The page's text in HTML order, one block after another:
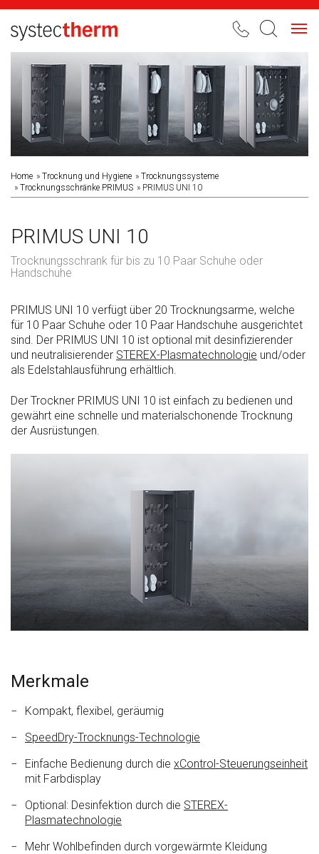
Home Trocknung und Hygiene
Trocknungssysteme
Trocknungsschränke PRIMUS
PRIMUS UNI 10
PRIMUS UNI 10
Trocknungsschrank für bis zu 10 Paar Schuhe oder
Handschuhe
PRIMUS UNI 10 verfügt über 20 Trocknungsarme, welche
für 10 Paar Schuhe oder 10 Paar Handschuhe ausgerichtet
sind. Der PRIMUS UNI 10 ist optional mit desinfizierender
und neutralisierender STEREX-Plasmatechnologie und/oder
als Edelstahlausführung erhältlich.
Der Trockner PRIMUS UNI 10 ist einfach zu bedienen und
gewährt eine schnelle und materialschonende Trocknung
der Ausrüstungen.
Merkmale
Kompakt, flexibel, geräumig
SpeedDry-Trocknungs-Technologie
Einfache Bedienung durch die xControl-Steuerungseinheit
mit Farbdisplay
Optional: Desinfektion durch die STEREX-
Plasmatechnologie
Mehr Wohlbefinden durch vorgewärmte Kleidung